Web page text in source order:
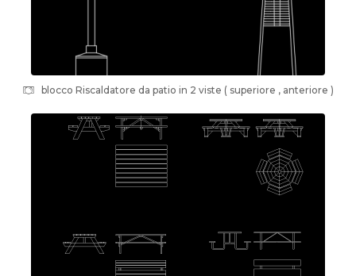
blocco Riscaldatore da patio in 2 viste ( superiore , anteriore )